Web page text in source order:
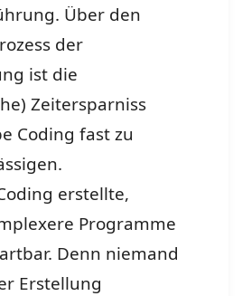
Über den
der
ist die
Zeitersparniss
Coding fast zu
erstellte,
Programme
Denn niemand
Erstellung